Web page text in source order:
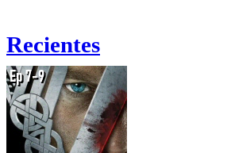
Recientes